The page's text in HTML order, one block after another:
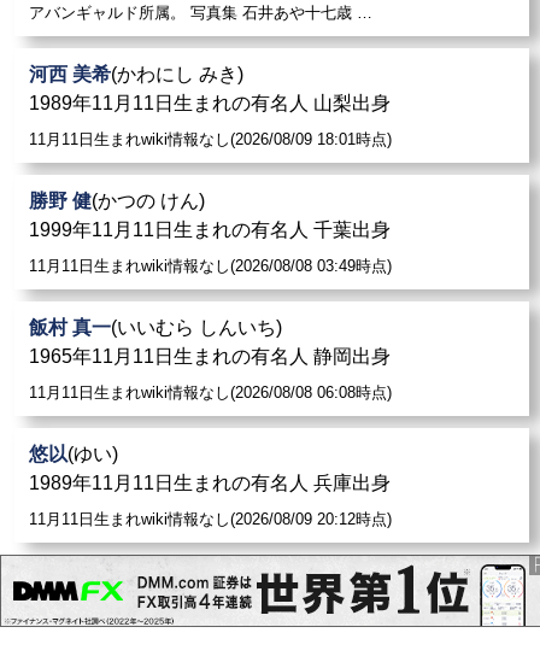
アバンギャルド所属。 写真集 石井あや十七歳 …
河西 美希(かわにし みき)
1989年11月11日生まれの有名人 山梨出身
11月11日生まれwiki情報なし(2026/08/09 18:01時点)
勝野 健(かつの けん)
1999年11月11日生まれの有名人 千葉出身
11月11日生まれwiki情報なし(2026/08/08 03:49時点)
飯村 真一(いいむら しんいち)
1965年11月11日生まれの有名人 静岡出身
11月11日生まれwiki情報なし(2026/08/08 06:08時点)
悠以(ゆい)
1989年11月11日生まれの有名人 兵庫出身
11月11日生まれwiki情報なし(2026/08/09 20:12時点)